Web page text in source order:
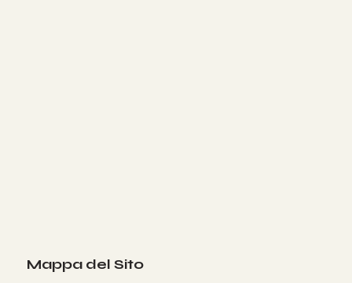
Mappa del Sito